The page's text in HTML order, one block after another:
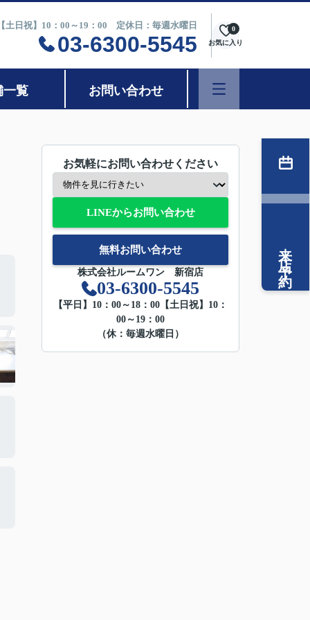
土日祝】10：00～19：00 定休日：毎週水曜日
03-6300-5545 お気に入り
0
一覧 お問い合わせ
お気軽にお問い合わせください
LINEからお問い合わせ
無料お問い合わせ
株式会社ルームワン 新宿店
03-6300-5545
【平日】10：00～18：00【土日祝】10：
00～19：00
（休：毎週水曜日）
来店予約